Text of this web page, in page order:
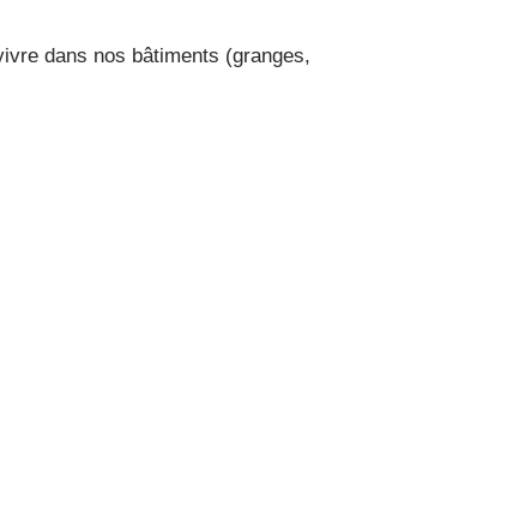
dans nos bâtiments (granges,